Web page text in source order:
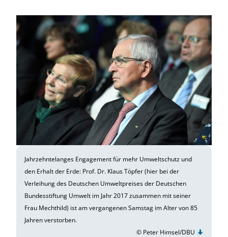
Jahrzehntelanges Engagement für mehr Umweltschutz und
den Erhalt der Erde: Prof. Dr. Klaus Töpfer (hier bei der
Verleihung des Deutschen Umweltpreises der Deutschen
Bundesstiftung Umwelt im Jahr 2017 zusammen mit seiner
Frau Mechthild) ist am vergangenen Samstag im Alter von 85
Jahren verstorben.
© Peter Himsel/DBU